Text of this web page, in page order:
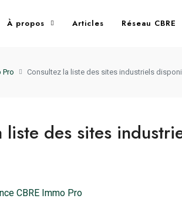
À propos Articles Réseau CBRE
Pro Consultez la liste des sites industriels
liste des sites
CBRE Immo Pro